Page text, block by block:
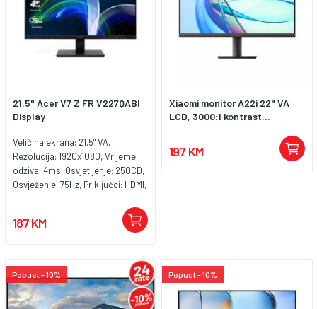
21.5" Acer V7 Z FR V227QABI
Display
Veličina ekrana: 21.5" VA,
Rezolucija: 1920x1080, Vrijeme
odziva: 4ms, Osvjetljenje: 250CD,
Osvježenje: 75Hz, Priključci: HDMI,
187 KM
Xiaomi monitor A22i 22" VA
LCD, 3000:1 kontrast...
197 KM
Popust - 10% Popust - 10%